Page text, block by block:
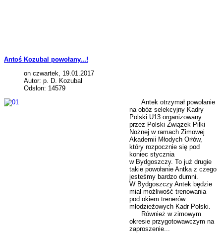
Antoś Kozubal powołany...!
on czwartek, 19.01.2017
Autor: p. D. Kozubal
Odsłon: 14579
Antek otrzymał powołanie
na obóz selekcyjny Kadry
Polski U13 organizowany
przez Polski Związek Piłki
Nożnej w ramach Zimowej
Akademii Młodych Orłów,
który rozpocznie się pod
koniec stycznia
w Bydgoszczy. To już drugie
takie powołanie Antka z czego
jesteśmy bardzo dumni.
W Bydgoszczy Antek będzie
miał możliwość trenowania
pod okiem trenerów
młodzieżowych Kadr Polski.
Również w zimowym
okresie przygotowawczym na
zaproszenie...